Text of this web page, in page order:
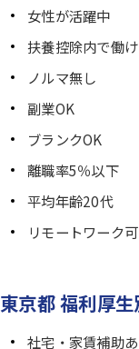
女性が活躍中
扶養控除内で働
ノルマ無し
副業OK
ブランクOK
離職率5％以下
平均年齢20代
リモートワーク可
東京都 福利厚
社宅・家賃補助あ